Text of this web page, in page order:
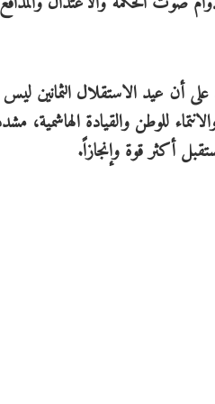
أن عيد الاستقلال الثمانين ليس
للوطن والقيادة
أكثر قوة وإنجازاً.